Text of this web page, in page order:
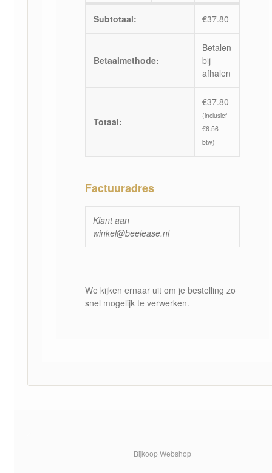
Subtotaal: €37.80
Betaalmethode:
Betalen
bij
afhalen
Totaal:
€37.80
(inclusief
€6.56
btw)
Factuuradres
Klant aan
winkel@beelease.nl
We kijken ernaar uit om je bestelling zo
snel mogelijk te verwerken.
Bijkoop Webshop